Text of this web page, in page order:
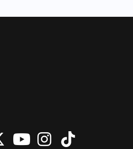
X vanInstagram
Tiktok